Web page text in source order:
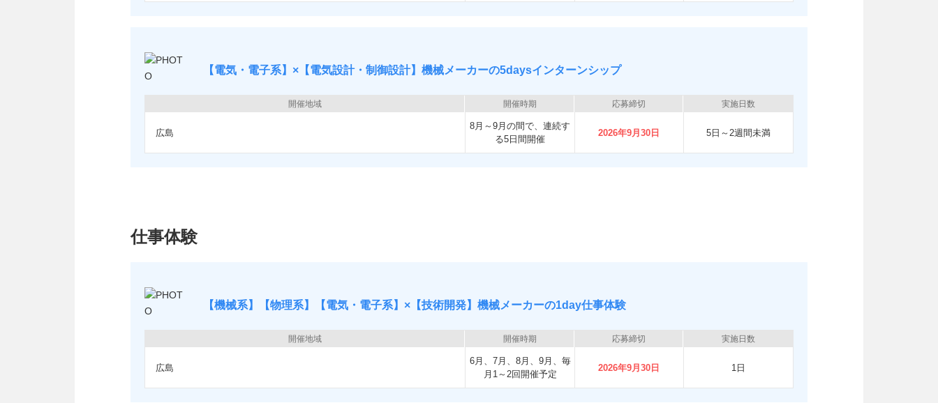
【電気・電子系】×【電気設計・制御設計】機械メーカーの5daysインターンシップ
開催地域
広島
開催時期
8月～9月の間で、連続す
る5日間開催
応募締切
2026年9月30日
実施日数
5日～2週間未満
仕事体験
【機械系】【物理系】【電気・電子系】×【技術開発】機械メーカーの1day仕事体験
開催地域
広島
開催時期
6月、7月、8月、9月、毎
月1～2回開催予定
応募締切
2026年9月30日
実施日数
1日